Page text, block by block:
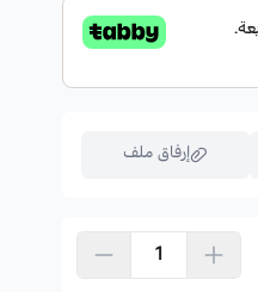
إرفاق ملف
الملف هنا